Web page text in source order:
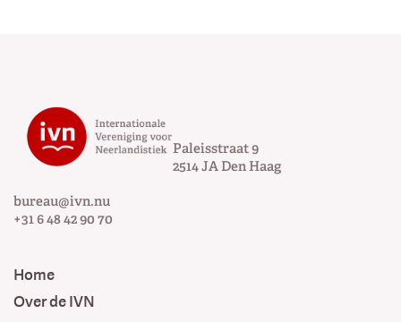
Paleisstraat 9
2514 JADen Haag
bureau@ivn.nu
+31 6 48 42 90 70
Home
Over de IVN